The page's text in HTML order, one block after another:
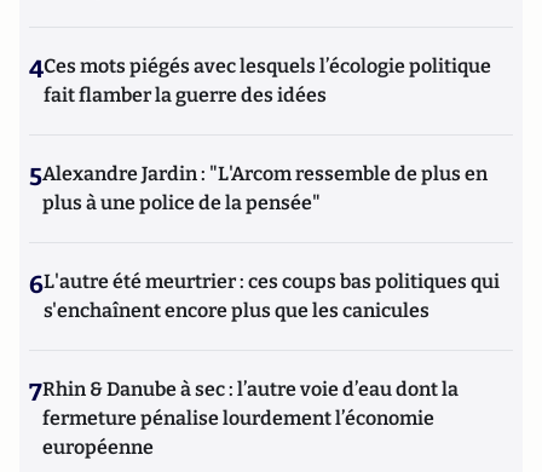
4Ces mots piégés avec lesquels l’écologie politique
fait flamber la guerre des idées
5Alexandre Jardin : "L'Arcom ressemble de plus en
plus à une police de la pensée"
6L'autre été meurtrier : ces coups bas politiques qui
s'enchaînent encore plus que les canicules
7Rhin & Danube à sec : l’autre voie d’eau dont la
fermeture pénalise lourdement l’économie
européenne